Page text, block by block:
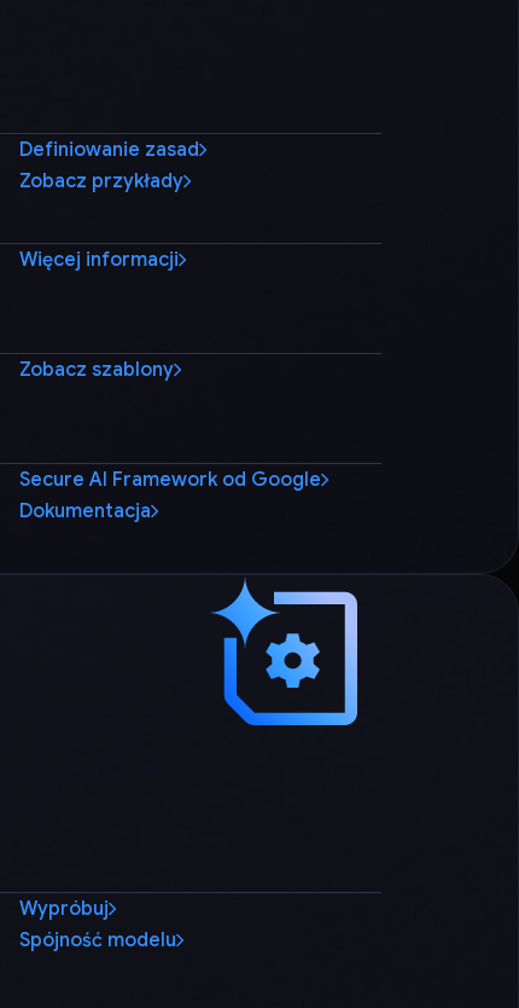
Definiowanie zasad
Zobacz przykłady
Więcej informacji
Zobacz szablony
Secure AI Framework od Google
Dokumentacja
Wypróbuj
Spójność modelu